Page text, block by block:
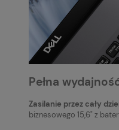
Pełna
Zasilanie przez cały
biznesowego 15,6" z